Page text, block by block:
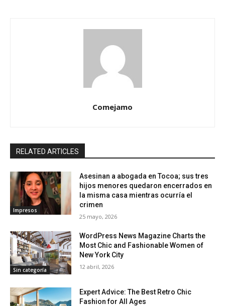
Comejamo
RELATED ARTICLES
Impresos
Asesinan a abogada en Tocoa; sus tres
hijos menores quedaron encerrados en
la misma casa mientras ocurría el
crimen
25 mayo, 2026
Sin categoría
WordPress News Magazine Charts the
Most Chic and Fashionable Women of
New York City
12 abril, 2026
Expert Advice: The Best Retro Chic
Fashion for All Ages